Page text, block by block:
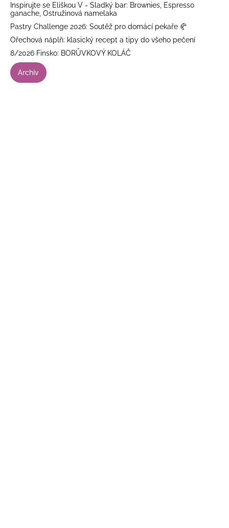
Inspirujte se Eliškou V - Sladký bar: Brownies, Espresso
ganache, Ostružinová namelaka
Pastry Challenge 2026: Soutěž pro domácí pekaře 🥐
Ořechová náplň: klasický recept a tipy do všeho pečení
8/2026 Finsko: BORŮVKOVÝ KOLÁČ
Archiv